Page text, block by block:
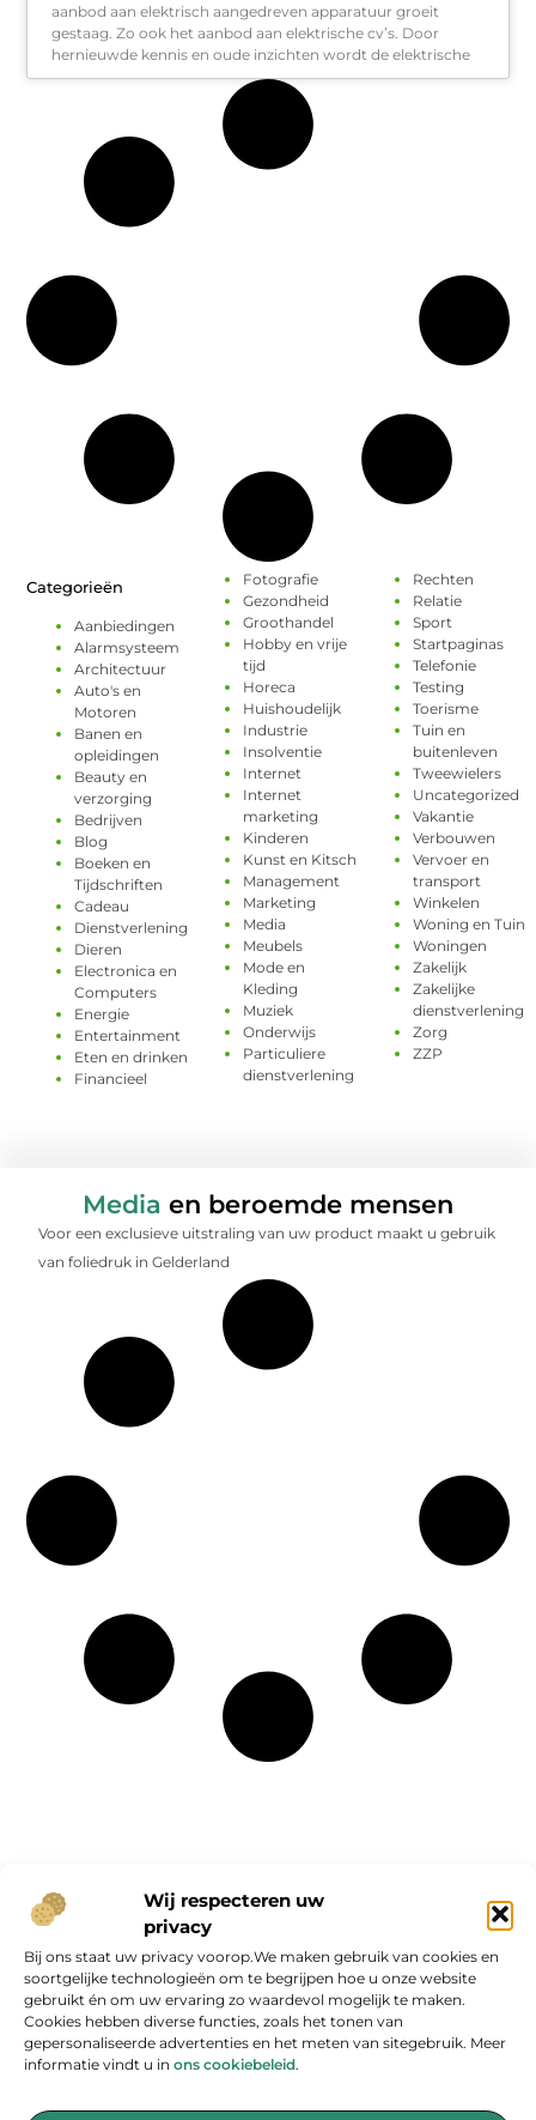
Wij respecteren uw
privacy
Bij ons staat uw privacy voorop.We maken gebruik van cookies en
soortgelijke technologieën om te begrijpen hoe u onze website
gebruikt én om uw ervaring zo waardevol mogelijk te maken.
Cookies hebben diverse functies, zoals het tonen van
gepersonaliseerde advertenties en het meten van sitegebruik. Meer
informatie vindt u in ons cookiebeleid.
aanbod aan elektrisch aangedreven apparatuur groeit
gestaag. Zo ook het aanbod aan elektrische cv’s. Door
hernieuwde kennis en oude inzichten wordt de elektrische
Categorieën
Aanbiedingen
Alarmsysteem
Architectuur
Auto's en
Motoren
Banen en
opleidingen
Beauty en
verzorging
Bedrijven
Blog
Boeken en
Tijdschriften
Cadeau
Dienstverlening
Dieren
Electronica en
Computers
Energie
Entertainment
Eten en drinken
Financieel
Fotografie
Gezondheid
Groothandel
Hobby en vrije
tijd
Horeca
Huishoudelijk
Industrie
Insolventie
Internet
Internet
marketing
Kinderen
Kunst en Kitsch
Management
Marketing
Media
Meubels
Mode en
Kleding
Muziek
Onderwijs
Particuliere
dienstverlening
Rechten
Relatie
Sport
Startpaginas
Telefonie
Testing
Toerisme
Tuin en
buitenleven
Tweewielers
Uncategorized
Vakantie
Verbouwen
Vervoer en
transport
Winkelen
Woning en Tuin
Woningen
Zakelijk
Zakelijke
dienstverlening
Zorg
ZZP
Media en beroemde mensen
Voor een exclusieve uitstraling van uw product maakt u gebruik
van foliedruk in Gelderland
Onze informatie